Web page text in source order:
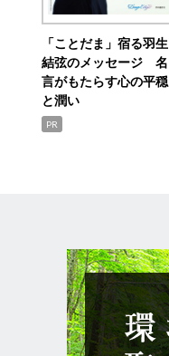
「ことだま」宿る羽生
結弦のメッセージ 名
言がもたらす心の平穏
と潤い
PR